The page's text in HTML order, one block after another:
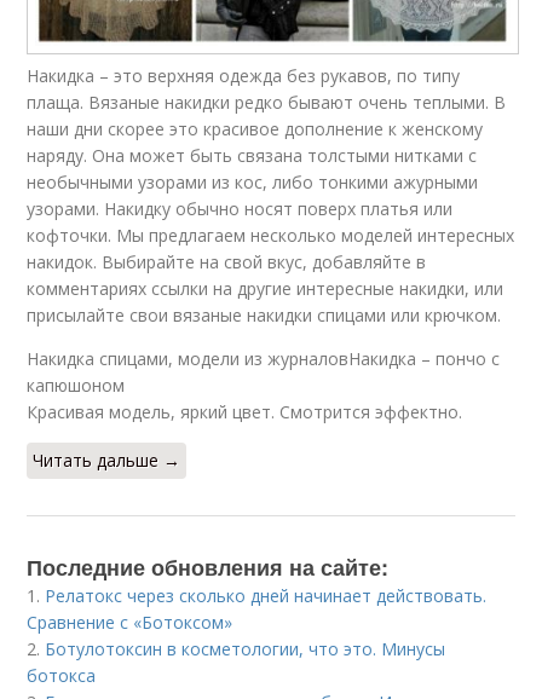
Накидка – это верхняя одежда без рукавов, по типу
плаща. Вязаные накидки редко бывают очень теплыми. В
наши дни скорее это красивое дополнение к женскому
наряду. Она может быть связана толстыми нитками с
необычными узорами из кос, либо тонкими ажурными
узорами. Накидку обычно носят поверх платья или
кофточки. Мы предлагаем несколько моделей интересных
накидок. Выбирайте на свой вкус, добавляйте в
комментариях ссылки на другие интересные накидки, или
присылайте свои вязаные накидки спицами или крючком.
Накидка спицами, модели из журналовНакидка – пончо с
капюшоном
Красивая модель, яркий цвет. Смотрится эффектно.
Читать дальше →
Последние обновления на сайте:
1. Релатокс через сколько дней начинает действовать.
Сравнение с «Ботоксом»
2. Ботулотоксин в косметологии, что это. Минусы
ботокса